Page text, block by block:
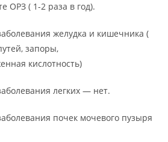
ОРЗ ( 1-2 раза в год).
желудка и кишечника (
запоры,
кислотность)
легких — нет.
почек мочевого пузыря